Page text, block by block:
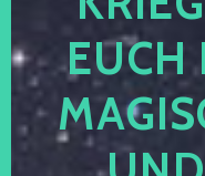
EUCH